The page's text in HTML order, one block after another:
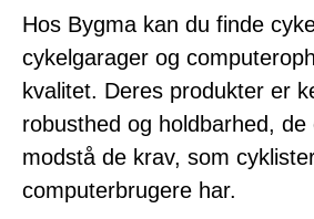
Hos Bygma kan du finde
cykelgarager og
kvalitet. Deres produkter er
robusthed og holdbarhed,
modstå de krav, som
computerbrugere har.